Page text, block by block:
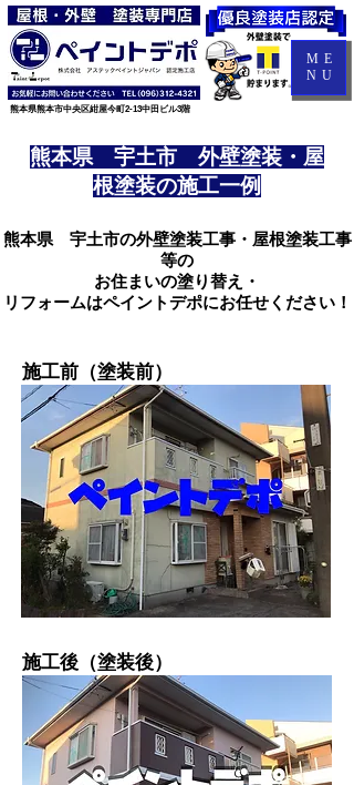
​熊本県熊本市中央区紺屋今町2-13中田ビル3階
ME
NU
熊本県 宇土市 外壁塗装・屋
根塗装の施工一例
熊本県 宇土市の外壁塗装工事・屋根塗装工事
等の
お住まいの塗り替え・
リフォームはペイントデポにお任せください！
施工前（塗装前）
施工後（塗装後）